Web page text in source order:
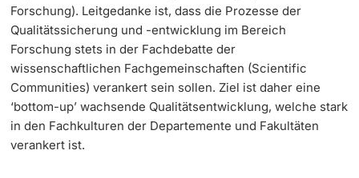
Forschung). Leitgedanke ist, dass die Prozesse der
Qualitätssicherung und -entwicklung im Bereich
Forschung stets in der Fachdebatte der
wissenschaftlichen Fachgemeinschaften (Scientific
Communities) verankert sein sollen. Ziel ist daher eine
‘bottom-up’ wachsende Qualitätsentwicklung, welche stark
in den Fachkulturen der Departemente und Fakultäten
verankert ist.